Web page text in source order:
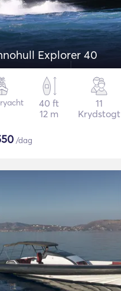
Explorer 40
40 ft
12 m
11
Krydstogt
/dag